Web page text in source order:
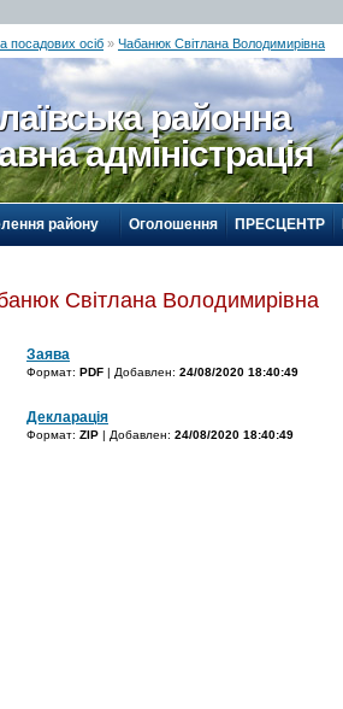
посадових осіб » Чабанюк Світлана Володимирівна
районна
адміністрація
району Оголошення ПРЕСЦЕНТР
Світлана Володимирівна
Заява
Формат: PDF | Добавлен: 24/08/2020 18:40:49
Декларація
Формат: ZIP | Добавлен: 24/08/2020 18:40:49